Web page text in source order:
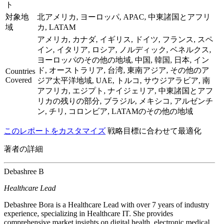
ト
対象地
域
北アメリカ, ヨーロッパ, APAC, 中東諸国とアフリ
カ, LATAM
Countries
Covered
アメリカ, カナダ, イギリス, ドイツ, フランス, スペ
イン, イタリア, ロシア, ノルディック, ベネルクス,
ヨーロッパのその他の地域, 中国, 韓国, 日本, イン
ド, オーストラリア, 台湾, 東南アジア, その他のア
ジア太平洋地域, UAE, トルコ, サウジアラビア, 南
アフリカ, エジプト, ナイジェリア, 中東諸国とアフ
リカの残りの部分, ブラジル, メキシコ, アルゼンチ
ン, チリ, コロンビア, LATAMのその他の地域
このレポートをカスタマイズ 戦略目標に合わせて最適化
著者の詳細
Debashree B
Healthcare Lead
Debashree Bora is a Healthcare Lead with over 7 years of industry
experience, specializing in Healthcare IT. She provides
comprehensive market insights on digital health, electronic medical